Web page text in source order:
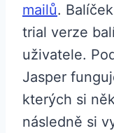
mailů.
trial verze
uživatele.
Jasper
kterých si
následně si